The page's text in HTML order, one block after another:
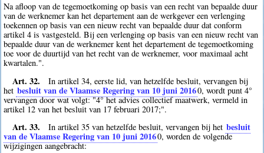
Na afloop van de tegemoetkoming op basis van een recht van bepaalde duur
van de werknemer kan het departement aan de werkgever een verlenging
toekennen op basis van een nieuw recht van bepaalde duur dat conform
artikel 4 is vastgesteld. Bij een verlenging op basis van een nieuw recht van
bepaalde duur van de werknemer kent het departement de tegemoetkoming
toe voor de duurtijd van het recht van de werknemer, voor maximaal acht
kwartalen.".
Art. 32.
In artikel 34, eerste lid, van hetzelfde besluit, vervangen bij
het besluit van de Vlaamse Regering van 10 juni 20160, wordt punt 4°
vervangen door wat volgt: "4° het advies collectief maatwerk, vermeld in
artikel 12 van het besluit van 17 februari 2017;".
Art. 33. In artikel 35 van hetzelfde besluit, vervangen bij het besluit
van de Vlaamse Regering van 10 juni 20160, worden de volgende
wijzigingen aangebracht: